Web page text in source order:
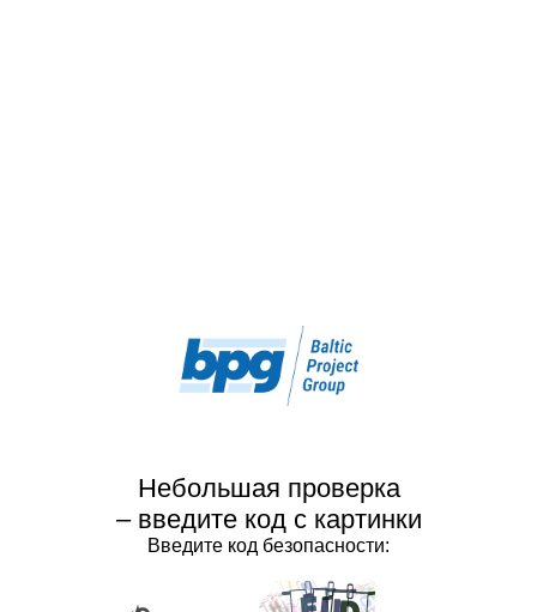
Небольшая проверка
– введите код с картинки
Введите код безопасности: